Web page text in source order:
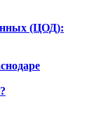
(ЦОД):